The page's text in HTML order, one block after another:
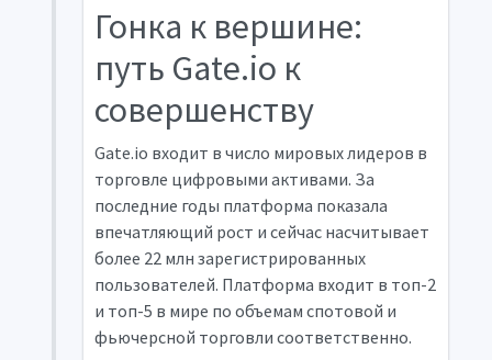
Гонка к вершине:
путь Gate.io к
совершенству
Gate.io входит в число мировых лидеров в
торговле цифровыми активами. За
последние годы платформа показала
впечатляющий рост и сейчас насчитывает
более 22 млн зарегистрированных
пользователей. Платформа входит в топ-2
и топ-5 в мире по объемам спотовой и
фьючерсной торговли соответственно.